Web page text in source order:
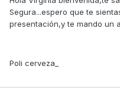
Segura...espero que te
presentación,y te mando un
Poli cerveza_